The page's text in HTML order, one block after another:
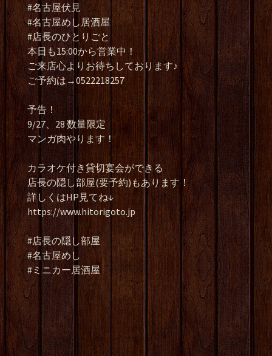
#名古屋伏見
#名古屋めし居酒屋
#店長のひとりごと
本日も15:00から営業中！
ご来店心よりお待ちしております♪
ご予約は→0522218257
予告！
9/27、28 数量限定
マンガ肉やります！
カラオケ付き貸切宴会ができる
店長の隠し部屋(要予約)もあります！
詳しくはHP見てね↓
https://www.hitorigoto.jp
#店長の隠し部屋
#名古屋めし
#ミニカー居酒屋